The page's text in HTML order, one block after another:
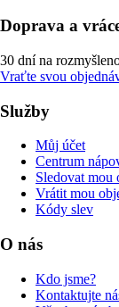
Doprava a
30 dní na
Vraťte svou
Služby
Můj účet
Centrum
Sledovat mou
Vrátit mou
Kódy slev
O nás
Kdo jsme?
Kontaktujte